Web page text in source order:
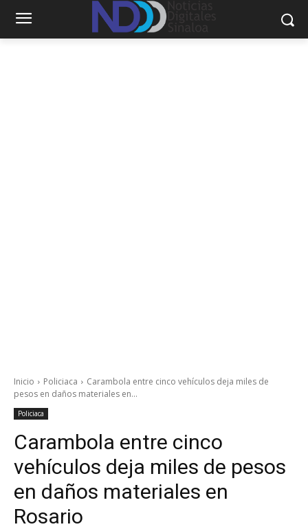
Inicio Policiaca
Carambola entre cinco vehículos deja miles de
pesos en daños materiales en...
Policiaca
Carambola entre cinco
vehículos deja miles de pesos
en daños materiales en
Rosario